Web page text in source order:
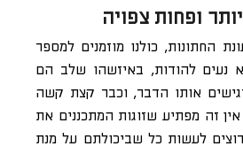
ופחות צפויה
החתונות, כולנו מוזמנים למספר
נעים להודות, באיזשהו שלב הם
אותו הדבר, וכבר קצת קשה
אין זה מפתיע שזוגות המתכננים את
לעשות כל שביכולתם על מנת